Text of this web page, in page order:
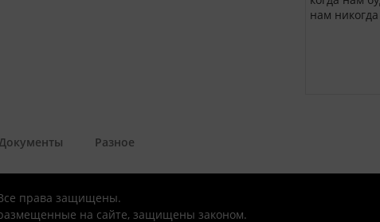
нам
Разное
права защищены.
на сайте, защищены законом.